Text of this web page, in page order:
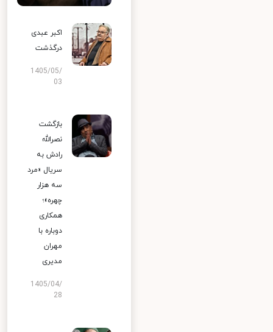
اکبر عبدی
درگذشت
1405/05/
03
بازگشت
نصرالله
رادش به
سریال «مرد
سه هزار
چهره»؛
همکاری
دوباره با
مهران
مدیری
1405/04/
28